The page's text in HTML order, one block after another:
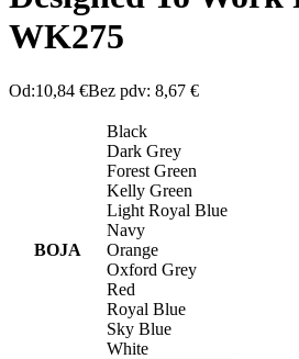
WK275
Od:10,84 €Bez pdv: 8,67 €
BOJA
Black
Dark Grey
Forest Green
Kelly Green
Light Royal Blue
Navy
Orange
Oxford Grey
Red
Royal Blue
Sky Blue
White